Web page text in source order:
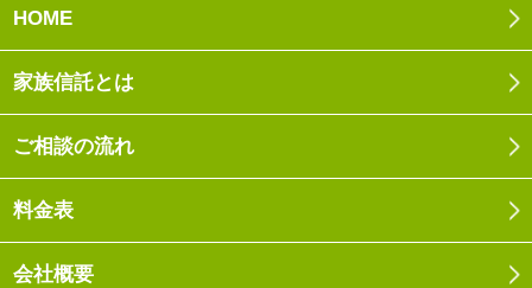
HOME
家族信託とは
ご相談の流れ
料金表
会社概要